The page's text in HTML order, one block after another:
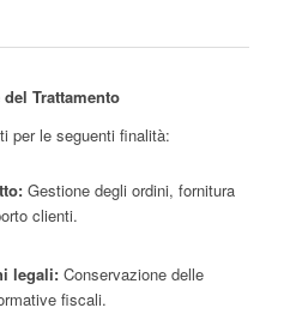
Trattamento
per le seguenti finalità:
Gestione degli ordini, fornitura
clienti.
legali:Conservazione delle
fiscali.